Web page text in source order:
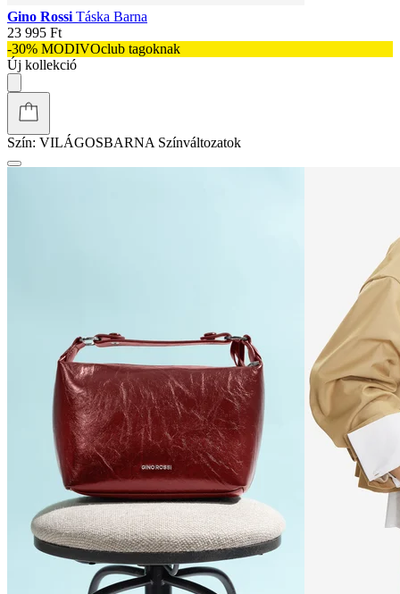
Gino Rossi Táska Barna
23 995 Ft
-30% MODIVOclub tagoknak
Új kollekció
Szín: VILÁGOSBARNA Színváltozatok